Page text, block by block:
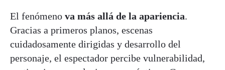
El fenómeno va más allá de la apariencia.
Gracias a primeros planos, escenas
cuidadosamente dirigidas y desarrollo del
personaje, el espectador percibe vulnerabilidad,